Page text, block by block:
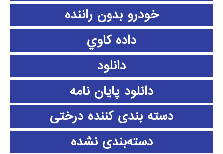
خودرو بدون راننده
داده كاوي
دانلود
دانلود پايان نامه
دسته بندی کننده درختی
دسته‌بندی نشده